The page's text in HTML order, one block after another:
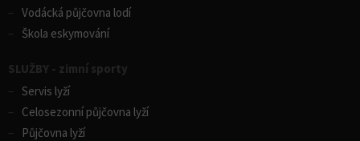
Vodácká půjčovna lodí
Škola eskymování
SLUŽBY - zimní sporty
Servis lyží
Celosezonní půjčovna lyží
Půjčovna lyží